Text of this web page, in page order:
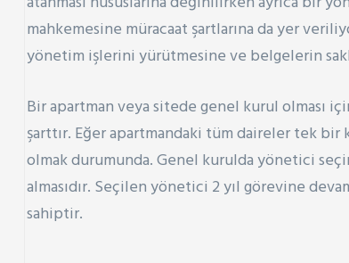
mahkemesine müracaat şartlarına da yer
yönetim işlerini yürütmesine ve belgelerin
Bir apartman veya sitede genel kurul olması
şarttır. Eğer apartmandaki tüm daireler tek
olmak durumunda. Genel kurulda yönetici
almasıdır. Seçilen yönetici 2 yıl görevine
sahiptir.